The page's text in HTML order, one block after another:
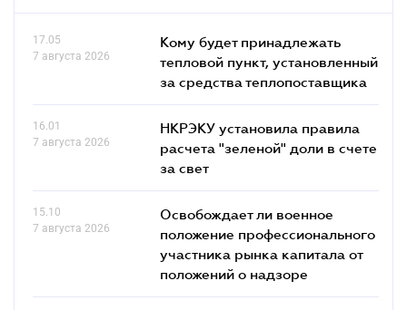
17.05
7 августа 2026
Кому будет принадлежать
тепловой пункт, установленный
за средства теплопоставщика
16.01
7 августа 2026
НКРЭКУ установила правила
расчета "зеленой" доли в счете
за свет
15.10
7 августа 2026
Освобождает ли военное
положение профессионального
участника рынка капитала от
положений о надзоре